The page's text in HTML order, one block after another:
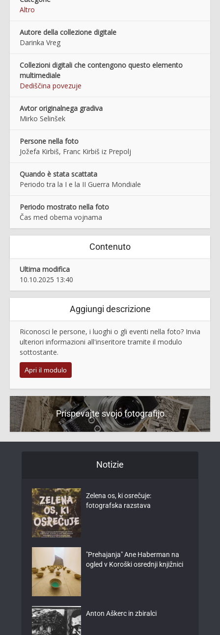
Altro
Autore della collezione digitale
Darinka Vreg
Collezioni digitali che contengono questo elemento
multimediale
Dediščina povezuje
Avtor originalnega gradiva
Mirko Selinšek
Persone nella foto
Jožefa Kirbiš, Franc Kirbiš iz Prepolj
Quando è stata scattata
Periodo tra la I e la II Guerra Mondiale
Periodo mostrato nella foto
Čas med obema vojnama
Contenuto
Ultima modifica
10.10.2025 13:40
Aggiungi descrizione
Riconosci le persone, i luoghi o gli eventi nella foto? Invia
ulteriori informazioni all'inseritore tramite il modulo
sottostante.
Apri il modulo
Prispevajte svojo fotografijo
Notizie
Zelena os, ki osrečuje:
fotografska razstava
"Prehajanja" Ane Haberman na
ogled v Koroški osrednji knjižnici
Anton Aškerc in zbiralci